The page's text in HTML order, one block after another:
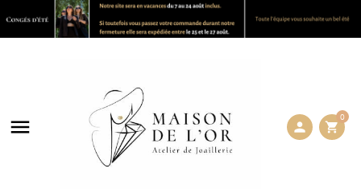
 person shopping_cart
0